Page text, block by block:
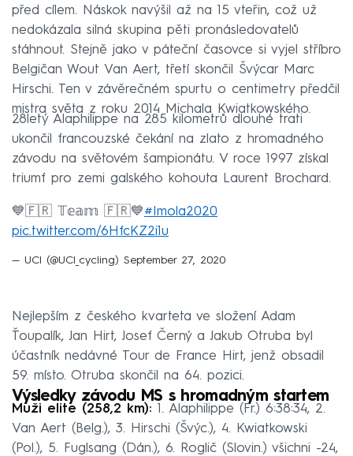
před cílem. Náskok navýšil až na 15 vteřin, což už
nedokázala silná skupina pěti pronásledovatelů
stáhnout. Stejně jako v páteční časovce si vyjel stříbro
Belgičan Wout Van Aert, třetí skončil Švýcar Marc
Hirschi. Ten v závěrečném spurtu o centimetry předčil
mistra světa z roku 2014 Michala Kwiatkowského.
28letý Alaphilippe na 285 kilometrů dlouhé trati
ukončil francouzské čekání na zlato z hromadného
závodu na světovém šampionátu. V roce 1997 získal
triumf pro zemi galského kohouta Laurent Brochard.
💙🇫🇷 𝕋𝕖𝕒𝕞 🇫🇷💙#Imola2020
pic.twitter.com/6HfcKZ2i1u
— UCI (@UCI_cycling) September 27, 2020
Nejlepším z českého kvarteta ve složení Adam
Ťoupalík, Jan Hirt, Josef Černý a Jakub Otruba byl
účastník nedávné Tour de France Hirt, jenž obsadil
59. místo. Otruba skončil na 64. pozici.
Výsledky závodu MS s hromadným startem
Muži elite (258,2 km): 1. Alaphilippe (Fr.) 6:38:34, 2.
Van Aert (Belg.), 3. Hirschi (Švýc.), 4. Kwiatkowski
(Pol.), 5. Fuglsang (Dán.), 6. Roglič (Slovin.) všichni -24,